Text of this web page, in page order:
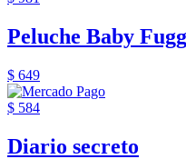
Peluche Baby
$ 649
$ 584
Diario secreto